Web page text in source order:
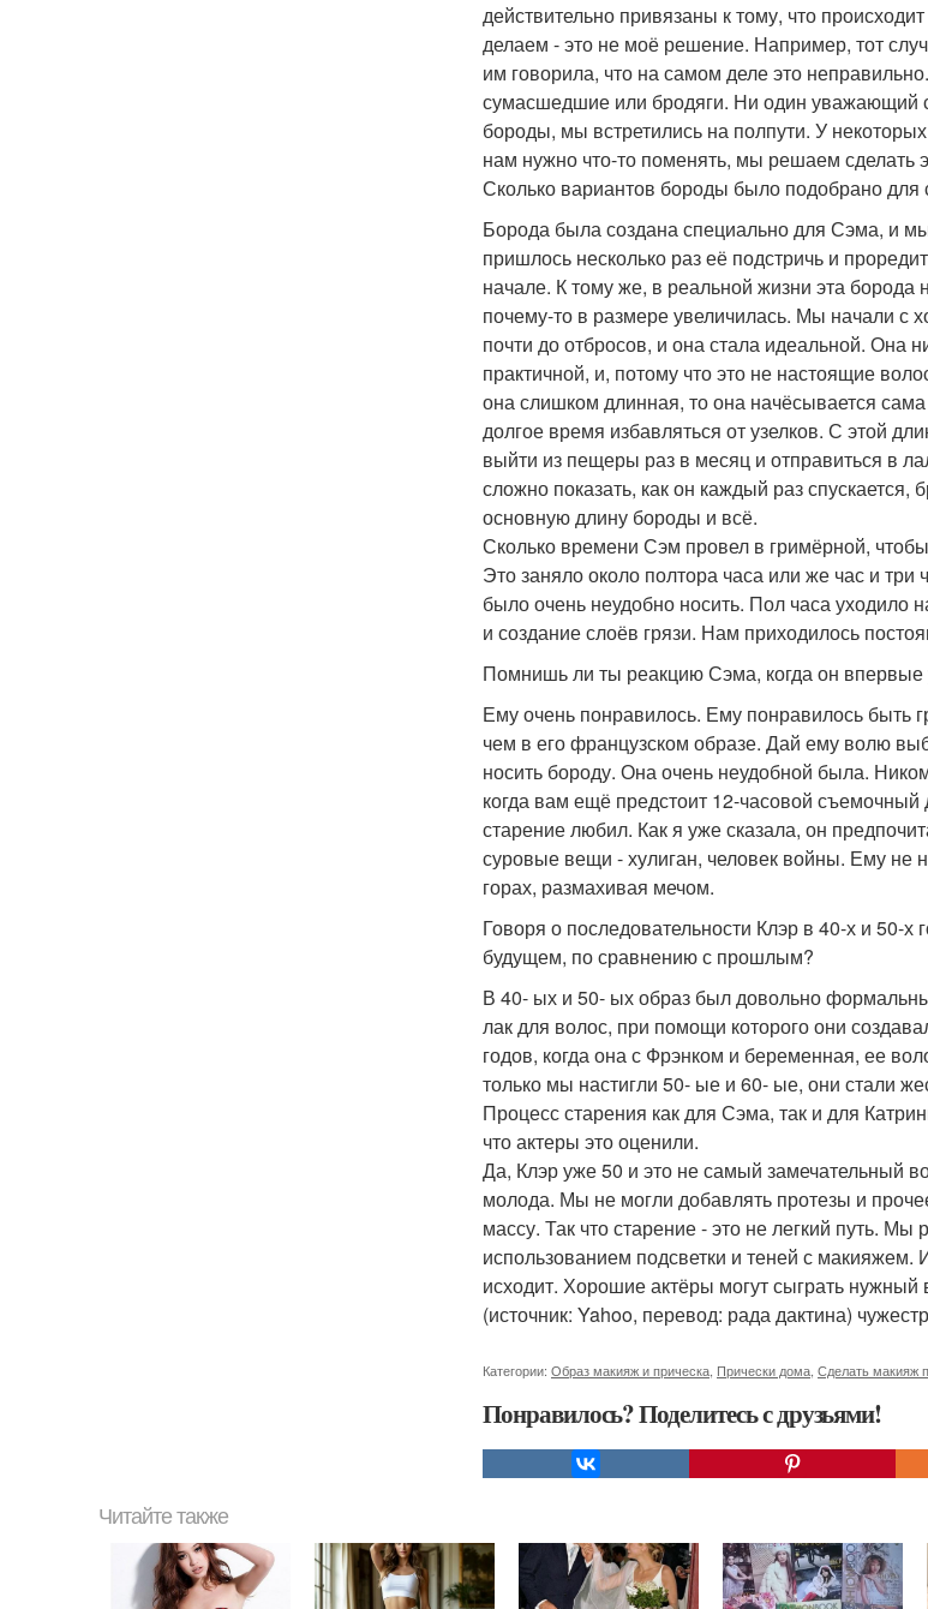
действительно привязаны к тому, что
делаем - это не моё решение. Например, тот
им говорила, что на самом деле это
сумасшедшие или бродяги. Ни один уважающий
бороды, мы встретились на полпути. У
нам нужно что-то поменять, мы решаем сделать
Сколько вариантов бороды было подобрано
Борода была создана специально для Сэма, и
пришлось несколько раз её подстричь и
начале. К тому же, в реальной жизни эта
почему-то в размере увеличилась. Мы начали
почти до отбросов, и она стала идеальной. Она
практичной, и, потому что это не настоящие
она слишком длинная, то она начёсывается
долгое время избавляться от узелков. С этой
выйти из пещеры раз в месяц и отправиться в
сложно показать, как он каждый раз
основную длину бороды и всё.
Сколько времени Сэм провел в гримёрной,
Это заняло около полтора часа или же час и
было очень неудобно носить. Пол часа уходило
и создание слоёв грязи. Нам приходилось
Помнишь ли ты реакцию Сэма, когда он
Ему очень понравилось. Ему понравилось быть
чем в его французском образе. Дай ему волю
носить бороду. Она очень неудобной была.
когда вам ещё предстоит 12-часовой съемочный
старение любил. Как я уже сказала, он
суровые вещи - хулиган, человек войны. Ему не
горах, размахивая мечом.
Говоря о последовательности Клэр в 40-х и 50-х
будущем, по сравнению с прошлым?
В 40- ых и 50- ых образ был довольно
лак для волос, при помощи которого они
годов, когда она с Фрэнком и беременная, ее
только мы настигли 50- ые и 60- ые, они стали
Процесс старения как для Сэма, так и для
что актеры это оценили.
Да, Клэр уже 50 и это не самый замечательный
молода. Мы не могли добавлять протезы и
массу. Так что старение - это не легкий путь.
использованием подсветки и теней с макияжем.
исходит. Хорошие актёры могут сыграть нужный
(источник: Yahoo, перевод: рада дактина)
Категории: Образ макияж и прическа Прически дома Сделать макияж
Понравилось? Поделитесь с друзьями!
Читайте также